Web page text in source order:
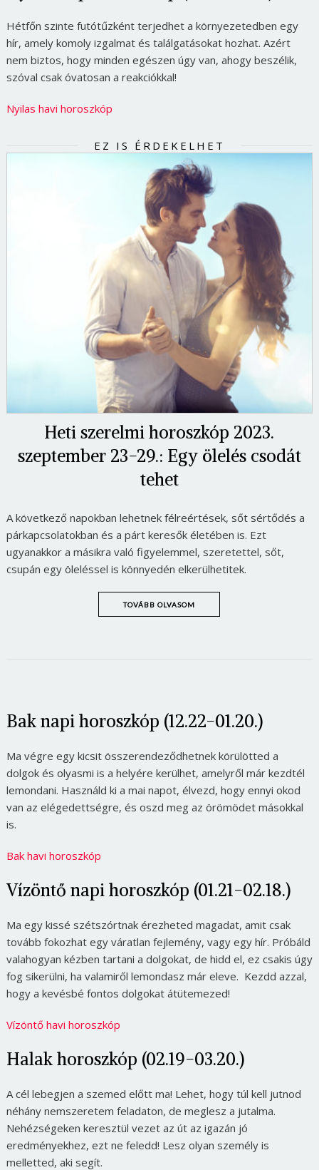
Hétfőn szinte futótűzként terjedhet a környezetedben egy
hír, amely komoly izgalmat és találgatásokat hozhat. Azért
nem biztos, hogy minden egészen úgy van, ahogy beszélik,
szóval csak óvatosan a reakciókkal!
Nyilas havi horoszkóp
EZ IS ÉRDEKELHET
Heti szerelmi horoszkóp 2023.
szeptember 23-29.: Egy ölelés csodát
tehet
A következő napokban lehetnek félreértések, sőt sértődés a
párkapcsolatokban és a párt keresők életében is. Ezt
ugyanakkor a másikra való figyelemmel, szeretettel, sőt,
csupán egy öleléssel is könnyedén elkerülhetitek.
TOVÁBB OLVASOM
Bak napi horoszkóp (12.22-01.20.)
Ma végre egy kicsit összerendeződhetnek körülötted a
dolgok és olyasmi is a helyére kerülhet, amelyről már kezdtél
lemondani. Használd ki a mai napot, élvezd, hogy ennyi okod
van az elégedettségre, és oszd meg az örömödet másokkal
is.
Bak havi horoszkóp
Vízöntő napi horoszkóp (01.21-02.18.)
Ma egy kissé szétszórtnak érezheted magadat, amit csak
tovább fokozhat egy váratlan fejlemény, vagy egy hír. Próbáld
valahogyan kézben tartani a dolgokat, de hidd el, ez csakis úgy
fog sikerülni, ha valamiről lemondasz már eleve. Kezdd azzal,
hogy a kevésbé fontos dolgokat átütemezed!
Vízöntő havi horoszkóp
Halak horoszkóp (02.19-03.20.)
A cél lebegjen a szemed előtt ma! Lehet, hogy túl kell jutnod
néhány nemszeretem feladaton, de meglesz a jutalma.
Nehézségeken keresztül vezet az út az igazán jó
eredményekhez, ezt ne feledd! Lesz olyan személy is
melletted, aki segít.